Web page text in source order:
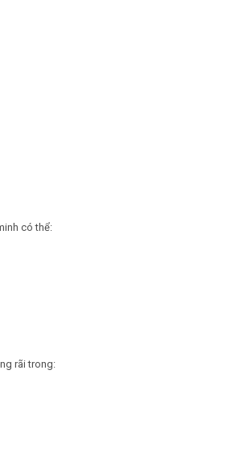
có thể:
rãi trong: